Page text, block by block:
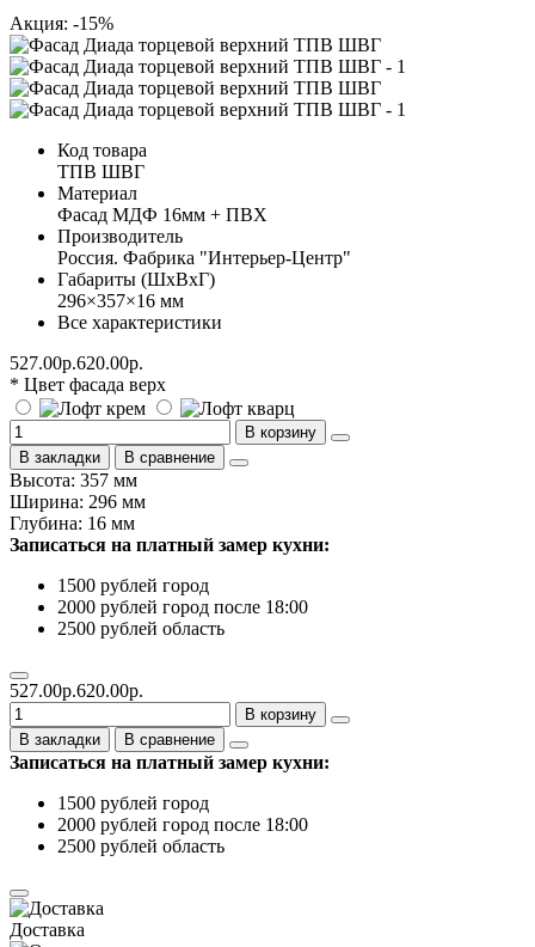
Акция: -15%
Код товара
ТПВ ШВГ
Материал
Фасад МДФ 16мм + ПВХ
Производитель
Россия. Фабрика "Интерьер-Центр"
Габариты (ШхВхГ)
296×357×16 мм
Все характеристики
527.00р.620.00р.
* Цвет фасада верх
В корзину
В закладки
В сравнение
Высота: 357 мм
Ширина: 296 мм
Глубина: 16 мм
Записаться на платный замер кухни:
1500 рублей город
2000 рублей город после 18:00
2500 рублей область
527.00р.620.00р.
В корзину
В закладки
В сравнение
Записаться на платный замер кухни:
1500 рублей город
2000 рублей город после 18:00
2500 рублей область
Доставка